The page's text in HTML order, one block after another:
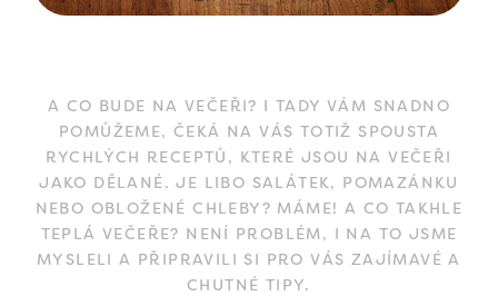
A CO BUDE NA VEČEŘI? I TADY VÁM SNADNO
POMŮŽEME, ČEKÁ NA VÁS TOTIŽ SPOUSTA
RYCHLÝCH RECEPTŮ, KTERÉ JSOU NA VEČEŘI
JAKO DĚLANÉ. JE LIBO SALÁTEK, POMAZÁNKU
NEBO OBLOŽENÉ CHLEBY? MÁME! A CO TAKHLE
TEPLÁ VEČEŘE? NENÍ PROBLÉM, I NA TO JSME
MYSLELI A PŘIPRAVILI SI PRO VÁS ZAJÍMAVÉ A
CHUTNÉ TIPY.